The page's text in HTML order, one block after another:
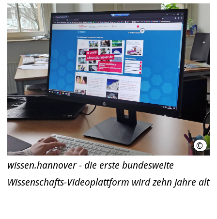
©
wissen.hannover - die erste bundesweite
Wissenschafts-Videoplattform wird zehn Jahre alt